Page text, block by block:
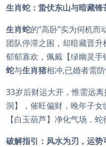
生肖蛇：蛰伏东山与暗藏锋
生肖蛇的“高卧”实为伺机
团队停滞之困，却暗藏晋
郁郁寡欢，佩戴【绿幽灵手
蛇与生肖猪相冲,已婚者需防
33岁后财运大开，惟需远
洞】，催旺偏财，晚年子
【白玉葫芦】净化气场，蛇
破解指引：风水为刃，运势